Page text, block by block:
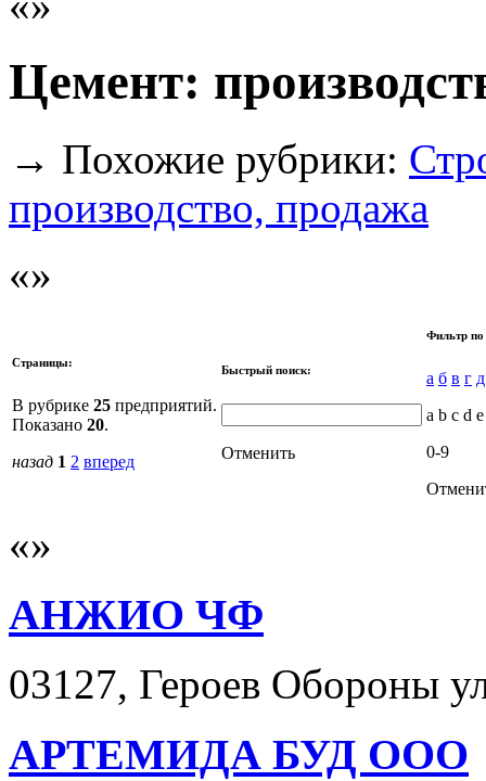
Цемент:
→ Похожие рубрики:
производство, продажа
Страницы:
В рубрике 25 предприятий.
Показано 20.
назад 1 2 вперед
Быстрый поиск:
Отменить
Фильтр по
а б в г д
a b c d
0-9
АНЖИО ЧФ
03127, Героев Обороны
АРТЕМИДА БУД ООО